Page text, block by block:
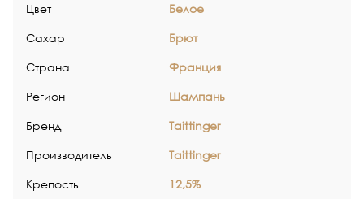
Цвет Белое
Сахар Брют
Страна Франция
Регион Шампань
Бренд Taittinger
Производитель Taittinger
Крепость 12,5%